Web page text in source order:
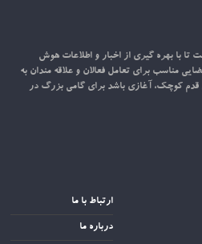
با بهره گیری از اخبار و اطلاعات هوش
مناسب برای تعامل فعالان و علاقه مندان به
قدم کوچک، آغازی باشد برای گامی بزرگ در
ارتباط با ما
درباره ما